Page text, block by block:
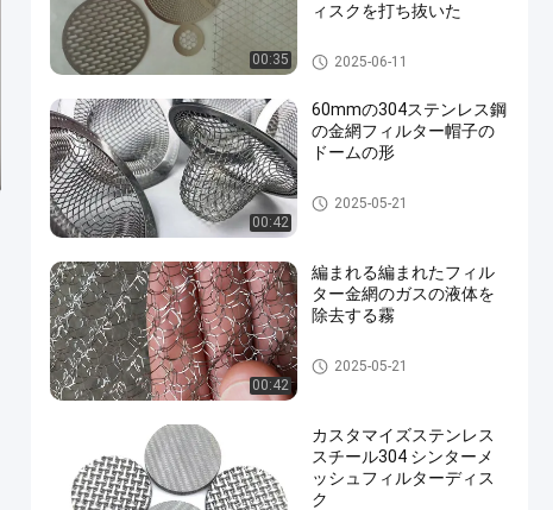
00:35
ィスクを打ち抜いた
網のエッチング
2025-06-11
00:42
60mmの304ステンレス鋼
の金網フィルター帽子の
ドームの形
SSは網をろ過する
2025-05-21
00:42
編まれる編まれたフィル
ター金網のガスの液体を
除去する霧
SSは網をろ過する
2025-05-21
カスタマイズステンレス
スチール304 シンターメ
ッシュフィルターディス
ク